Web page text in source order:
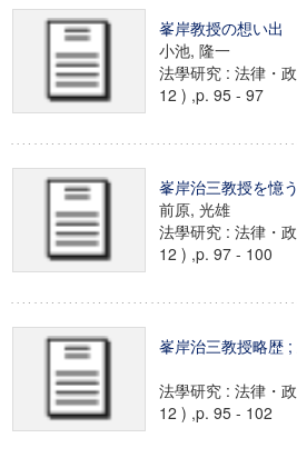
峯岸教授の想い出
小池, 隆一
法學研究 : 法律・
12 ) ,p. 95 - 97
峯岸治三教授を憶う
前原, 光雄
法學研究 : 法律・
12 ) ,p. 97 - 100
峯岸治三教授略歴
法學研究 : 法律・
12 ) ,p. 95 - 102